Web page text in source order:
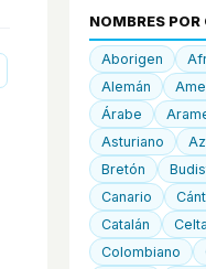
NOMBRES POR
Aborigen
Alemán
Árabe
Asturiano
Bretón
Canario
Catalán
Celta
Colombiano